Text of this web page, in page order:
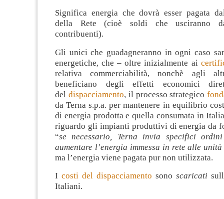
Significa energia che dovrà esser pagata
della Rete (cioè soldi che usciranno
contribuenti).
Gli unici che guadagneranno in ogni caso
energetiche, che – oltre inizialmente ai
relativa commerciabilità, nonchè agli
beneficiano degli effetti economici
del dispacciamento, il processo strategico
da Terna s.p.a. per mantenere in equilibrio
di energia prodotta e quella consumata in
riguardo gli impianti produttivi di energia da
“se necessario, Terna invia specifici
aumentare l’energia immessa in rete alle
ma l’energia viene pagata pur non utilizzata.
I costi del dispacciamento sono scaricati
Italiani.